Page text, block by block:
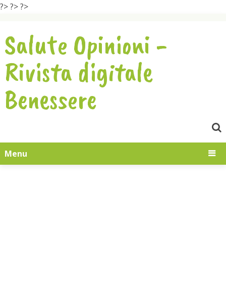
?>?>?>
Salute Opinioni -
Rivista digitale
Benessere
Menu